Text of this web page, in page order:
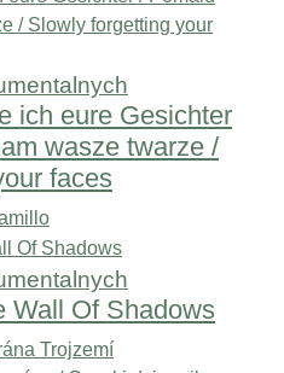
ich eure Gesichter
wasze twarze /
faces
Wall Of Shadows
Trojzemí